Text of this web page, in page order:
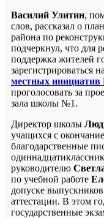
Василий Улитин,
слов, рассказал о
района по
подчеркнул, что для
поддержка жителей
зарегистрироваться
местных инициатив
проголосовать за
зала школы №1.
Директор школы
учащихся с
благодарственные
руководителю
по учебной работе
допуске
аттестации. В этом
государственные